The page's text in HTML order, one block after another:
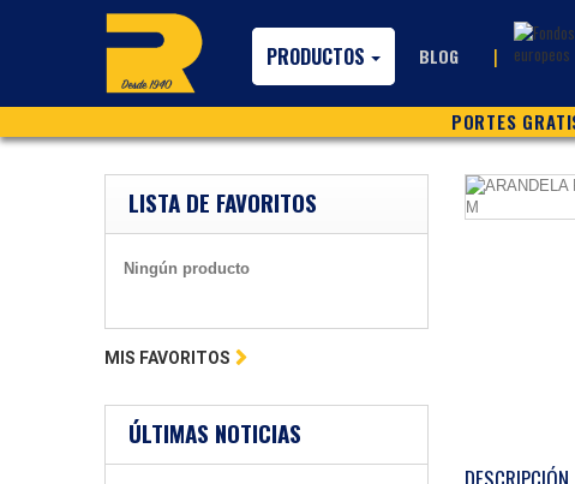
PRODUCTOS BLOG |
PORTES
LISTA DE FAVORITOS
Ningún producto
MIS FAVORITOS
ÚLTIMAS NOTICIAS